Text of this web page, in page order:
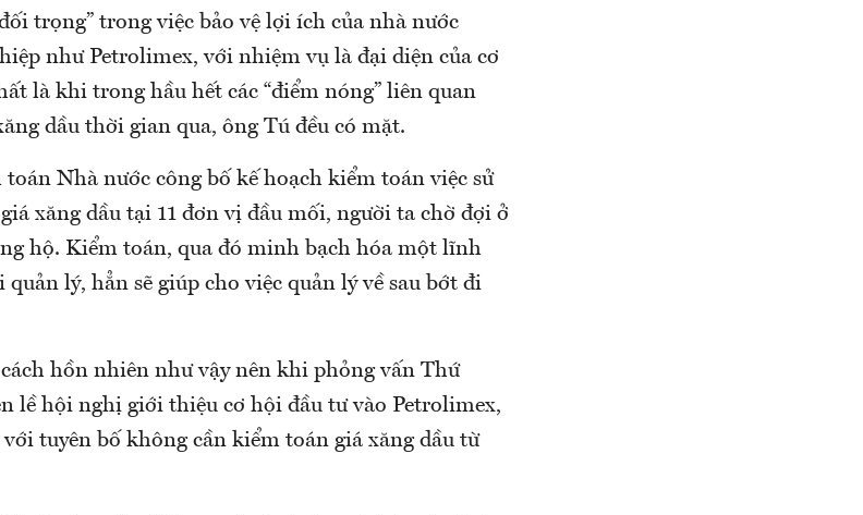
trọng” trong việc bảo vệ lợi ích của nhà nước
như Petrolimex, với nhiệm vụ là đại diện của cơ
là khi trong hầu hết các “điểm nóng” liên quan
dầu thời gian qua, ông Tú đều có mặt.
Nhà nước công bố kế hoạch kiểm toán việc sử
xăng dầu tại 11 đơn vị đầu mối, người ta chờ đợi ở
hộ. Kiểm toán, qua đó minh bạch hóa một lĩnh
lý, hẳn sẽ giúp cho việc quản lý về sau bớt đi
hồn nhiên như vậy nên khi phỏng vấn Thứ
lề hội nghị giới thiệu cơ hội đầu tư vào Petrolimex,
tuyên bố không cần kiểm toán giá xăng dầu từ